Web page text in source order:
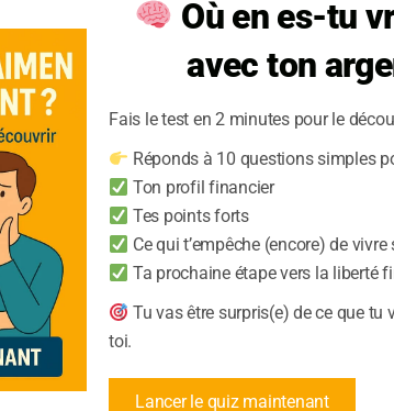
devrait
dans le
les
Où en es-tu
avec ton
Fais le test en 2 minutes pour le
Réponds à 10 questions simples
Ton profil financier
Tes points forts
Ce qui t’empêche (encore) de
Ta prochaine étape vers la liberté
Tu vas être surpris(e) de ce que tu
toi.
Lancer le quiz maintenant